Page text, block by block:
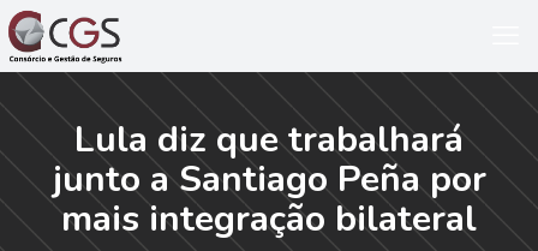
Lula diz que trabalhará
junto a Santiago Peña por
mais integração bilateral